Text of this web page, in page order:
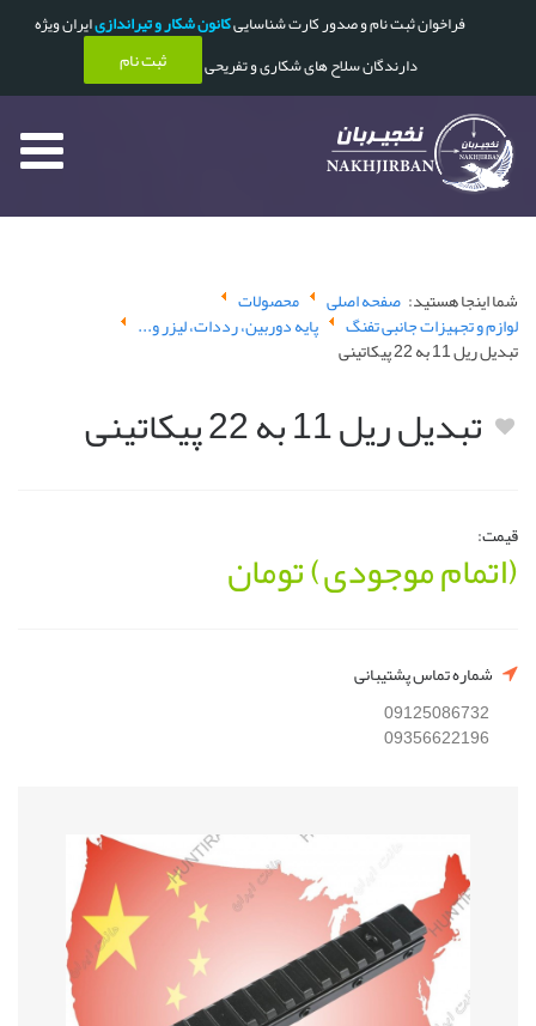
فراخوان ثبت نام و صدور کارت شناساییکانون شکار و تیراندازیایران ویژه
دارندگان سلاح های شکاری و تفریحی
ثبت نام
شما اینجا هستید: صفحه اصلی محصولات
لوازم و تجهیزات جانبی تفنگ پایه دوربین، رددات، لیزر و...
تبدیل ریل 11 به 22 پیکاتینی
تبدیل ریل 11 به 22 پیکاتینی
قیمت:
(اتمام موجودی)تومان
شماره تماس پشتیبانی
09125086732
09356622196